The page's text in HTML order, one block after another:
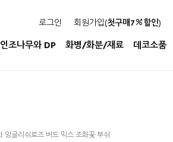
로그인 회원가입(첫구매7 할인)
인조나무와 DP 화병/화분/재료 데코소품
글리쉬로즈 버드 믹스 조화꽃 부쉬